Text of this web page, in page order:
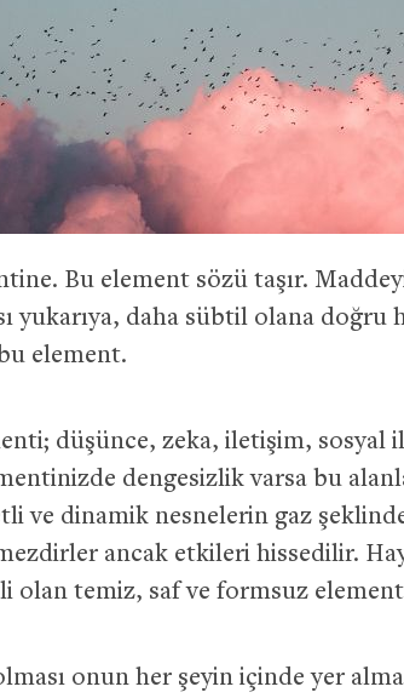
Bu element sözü taşır.
yukarıya, daha sübtil olana doğru
element.
düşünce, zeka, iletişim, sosyal
dengesizlik varsa bu
ve dinamik nesnelerin gaz
ancak etkileri hissedilir.
olan temiz, saf ve formsuz
onun her şeyin içinde yer